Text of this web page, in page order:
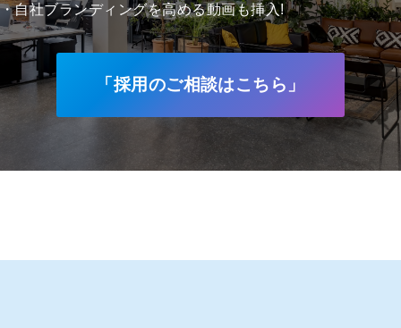
・自社ブランディングを高める動画も挿入!
「採用のご相談はこちら」